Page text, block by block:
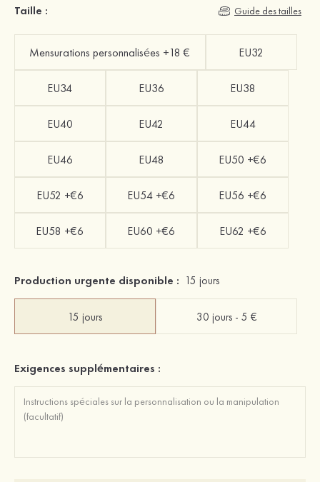
Taille : Guide des tailles
Mensurations personnalisées +18 € EU32
EU34 EU36 EU38
EU40 EU42 EU44
EU46 EU48 EU50 +€6
EU52 +€6 EU54 +€6 EU56 +€6
EU58 +€6 EU60 +€6 EU62 +€6
Production urgente disponible : 15 jours
15 jours 30 jours - 5 €
Exigences supplémentaires :